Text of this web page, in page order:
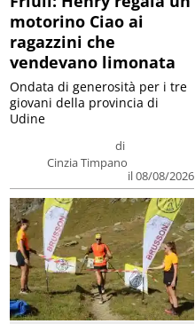
motorino Ciao ai
ragazzini che
vendevano limonata
di
Cinzia Timpano
il 08/08/2026
Ondata di generosità per i tre
giovani della provincia di
Udine